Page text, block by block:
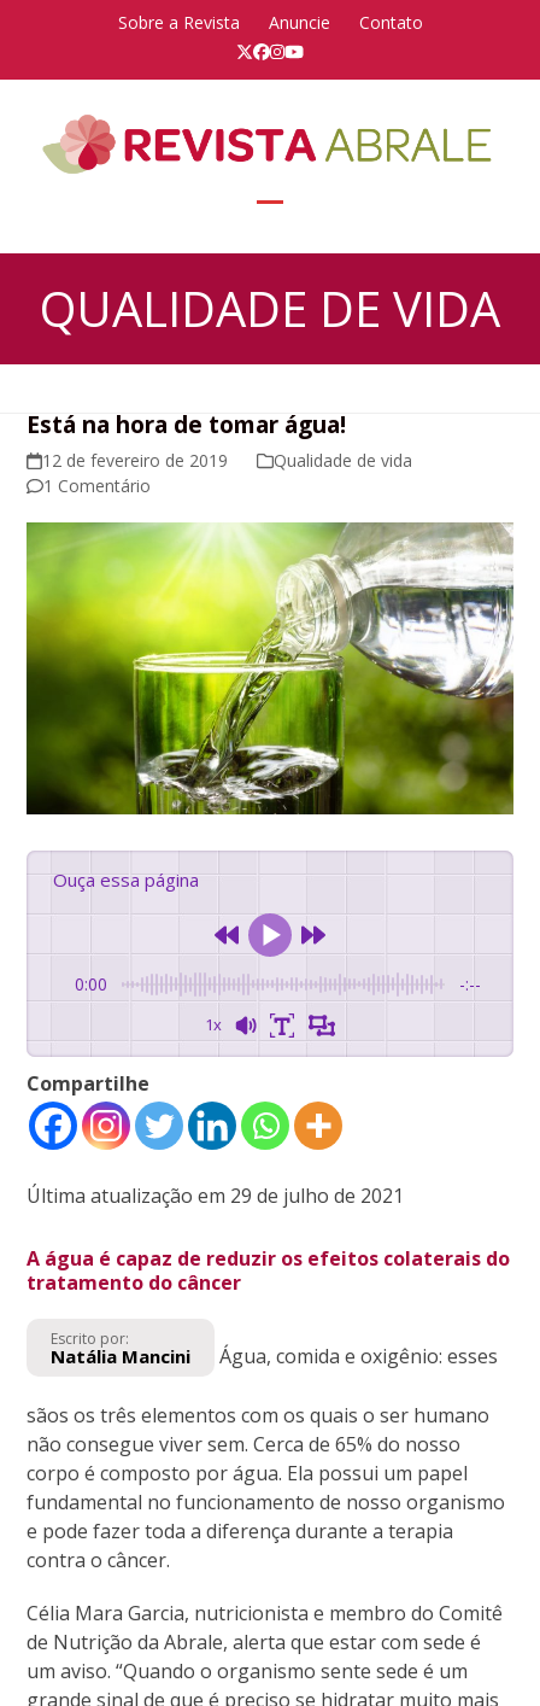
Sobre a Revista Anuncie
Contato
Twitter
Facebook
Instagram
YouTube
menu
menu
QUALIDADE DE VIDA
Está na hora de tomar água!
12 de fevereiro de 2019
Qualidade de vida
1 Comentário
Ouça essa página
0:00 -:--
1x
Compartilhe
Última atualização em 29 de julho de 2021
A água é capaz de reduzir os efeitos colaterais do
tratamento do câncer
Escrito por:
Natália Mancini Água, comida e oxigênio: esses
sãos os três elementos com os quais o ser humano
não consegue viver sem. Cerca de 65% do nosso
corpo é composto por água. Ela possui um papel
fundamental no funcionamento de nosso organismo
e pode fazer toda a diferença durante a terapia
contra o câncer.
Célia Mara Garcia, nutricionista e membro do Comitê
de Nutrição da Abrale, alerta que estar com sede é
um aviso. “Quando o organismo sente sede é um
grande sinal de que é preciso se hidratar muito mais